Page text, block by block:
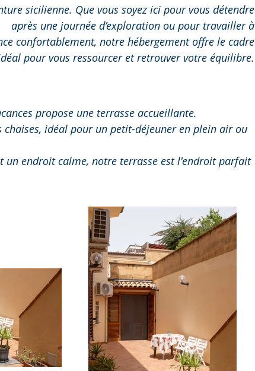
sicilienne. Que vous soyez ici pour vous détendre
après une journée d’exploration ou pour travailler à
confortablement, notre hébergement offre le cadre
pour vous ressourcer et retrouver votre équilibre.
propose une terrasse accueillante.
idéal pour un petit-déjeuner en plein air ou
un endroit calme, notre terrasse est l'endroit parfait